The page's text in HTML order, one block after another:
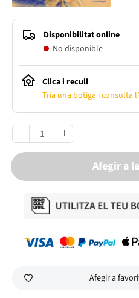
Disponibilitat online
No disponible
Clica i recull
Tria una botiga i consulta
Afegir a
Afegir a